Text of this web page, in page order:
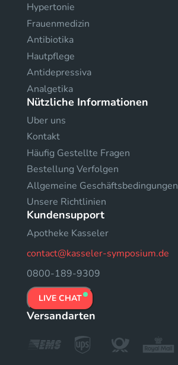
Hypertonie
Frauenmedizin
Antibiotika
Hautpflege
Antidepressiva
Analgetika
Nützliche Informationen
Uber uns
Kontakt
Häufig Gestellte Fragen
Bestellung Verfolgen
Allgemeine Geschäftsbedingungen
Unsere Richtlinien
Kundensupport
Apotheke Kasseler
contact@kasseler-symposium.de
0800-189-9309
LIVE CHAT
Versandarten